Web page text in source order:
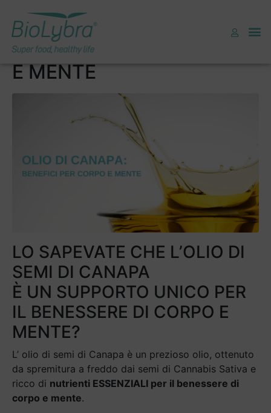
OLIO DI CANAPA:
NUTRIMENTO PER CORPO
E MENTE
LO SAPEVATE CHE L’OLIO DI
SEMI DI CANAPA
È UN SUPPORTO UNICO PER
IL BENESSERE DI CORPO E
MENTE?
L’ olio di semi di Canapa è un prezioso olio, ottenuto
da spremitura a freddo dai semi di Cannabis Sativa e
ricco di nutrienti ESSENZIALI per il benessere di
corpo e mente.